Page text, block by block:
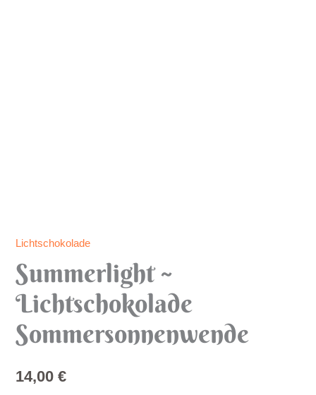
Lichtschokolade
Summerlight ~
Lichtschokolade
Sommersonnenwende
14,00€